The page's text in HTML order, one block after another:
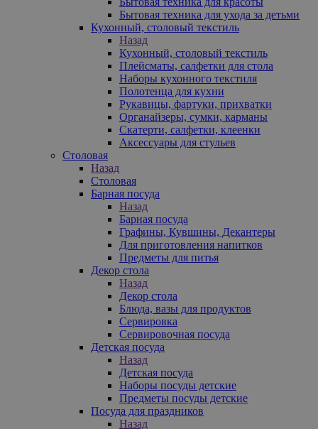
Бытовая техника для ухода за детьми
Кухонный, столовый текстиль
Назад
Кухонный, столовый текстиль
Плейсматы, салфетки для стола
Наборы кухонного текстиля
Полотенца для кухни
Рукавицы, фартуки, прихватки
Органайзеры, сумки, карманы
Скатерти, салфетки, клеенки
Аксессуары для стульев
Столовая
Назад
Столовая
Барная посуда
Назад
Барная посуда
Графины, Кувшины, Декантеры
Для приготовления напитков
Предметы для питья
Декор стола
Назад
Декор стола
Блюда, вазы для продуктов
Сервировка
Сервировочная посуда
Детская посуда
Назад
Детская посуда
Наборы посуды детские
Предметы посуды детские
Посуда для праздников
Назад